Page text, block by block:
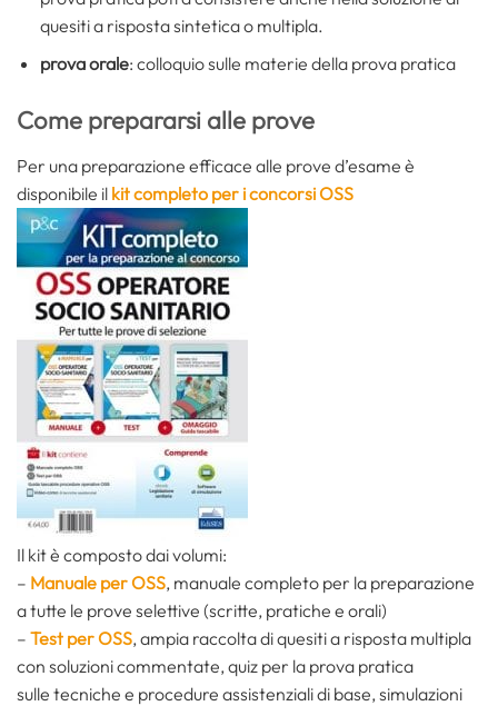
quesiti a risposta sintetica o multipla.
prova orale: colloquio sulle materie della prova pratica
Come prepararsi alle prove
Per una preparazione efficace alle prove d’esame è
disponibile il kit completo per i concorsi OSS
Il kit è composto dai volumi:
– Manuale per OSS, manuale completo per la preparazione
a tutte le prove selettive (scritte, pratiche e orali)
– Test per OSS, ampia raccolta di quesiti a risposta multipla
con soluzioni commentate, quiz per la prova pratica
sulle tecniche e procedure assistenziali di base, simulazioni